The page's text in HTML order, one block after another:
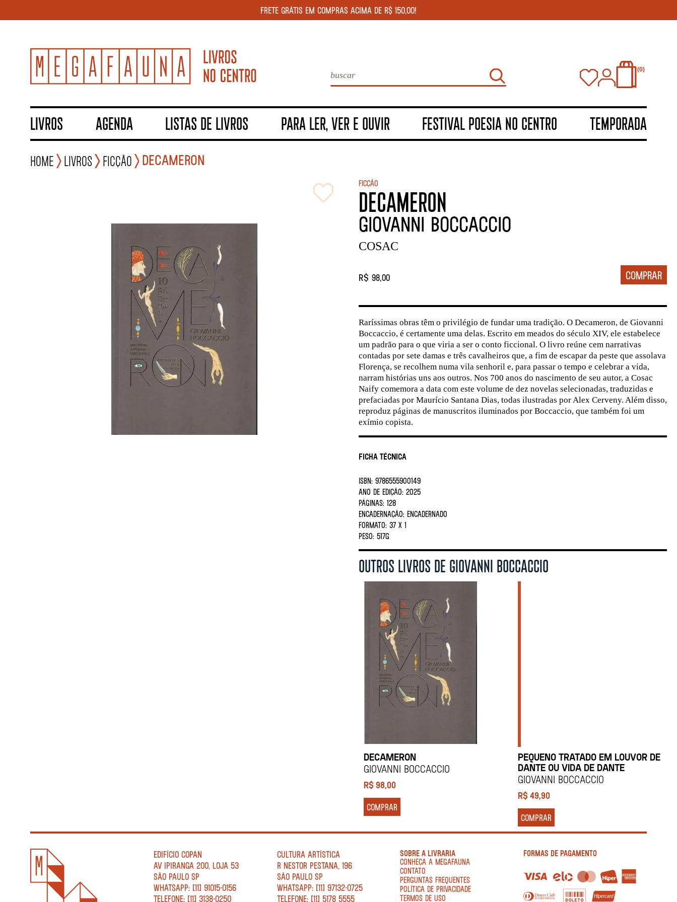
FRETE GRÁTIS EM COMPRAS ACIMA DE R$ 150,00!
0
LIVROS AGENDA LISTAS DE LIVROS PARA LER, VER E OUVIR FESTIVAL POESIA NO CENTRO TEMPORADA
Home Livros Ficção DECAMERON
Ficção
DECAMERON
GIOVANNI BOCCACCIO
COSAC
R$ 98,00
Ficha Técnica
ISBN: 9786555900149
ANO DE EDIÇÃO: 2025
PÁGINAS: 128
ENCADERNAÇÃO: ENCADERNADO
FORMATO: 37 X 1
PESO: 517G
Raríssimas obras têm o privilégio de fundar uma tradição. O Decameron, de Giovanni
Boccaccio, é certamente uma delas. Escrito em meados do século XIV, ele estabelece
um padrão para o que viria a ser o conto ficcional. O livro reúne cem narrativas
contadas por sete damas e três cavalheiros que, a fim de escapar da peste que assolava
Florença, se recolhem numa vila senhoril e, para passar o tempo e celebrar a vida,
narram histórias uns aos outros. Nos 700 anos do nascimento de seu autor, a Cosac
Naify comemora a data com este volume de dez novelas selecionadas, traduzidas e
prefaciadas por Maurício Santana Dias, todas ilustradas por Alex Cerveny. Além disso,
reproduz páginas de manuscritos iluminados por Boccaccio, que também foi um
exímio copista.
OUTROS LIVROS DE GIOVANNI BOCCACCIO
DECAMERON
GIOVANNI BOCCACCIO
R$98,00
COMPRAR
PEQUENO TRATADO EM LOUVOR DE
DANTE OU VIDA DE DANTE
GIOVANNI BOCCACCIO
R$49,90
COMPRAR
EDIFÍCIO COPAN
AV IPIRANGA 200, LOJA 53
SÃO PAULO SP
WHATSAPP: [11] 91015-0156
TELEFONE: [11] 3138-0250
CULTURA ARTÍSTICA
R NESTOR PESTANA, 196
SÃO PAULO SP
WHATSAPP: [11] 97132-0725
TELEFONE: [11] 5178 5555
SOBRE A LIVRARIA
CONHEÇA A MEGAFAUNA
CONTATO
PERGUNTAS FREQUENTES
POLÍTICA DE PRIVACIDADE
TERMOS DE USO
FORMAS DE PAGAMENTO